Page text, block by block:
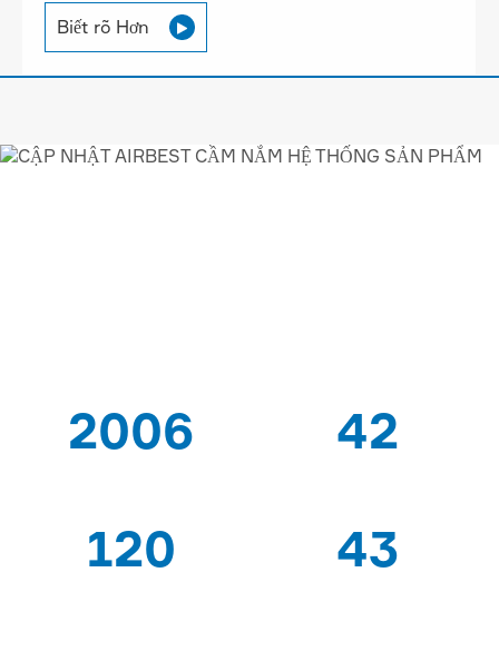
Biết rõ Hơn 
2006 42
120 43